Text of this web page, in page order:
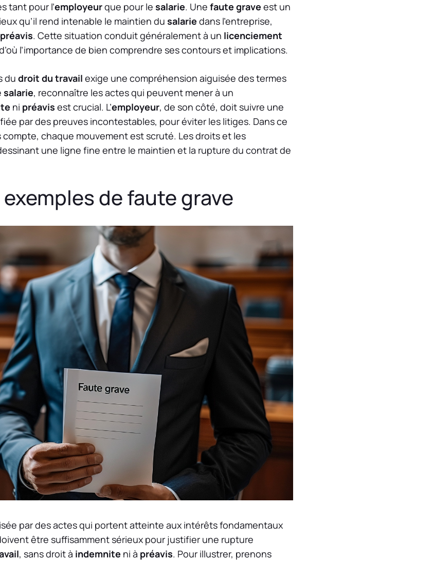
tant pour l’employeurque pour le salarie. Une faute grave est un
qu’il rend intenable le maintien du salarie dans l’entreprise,
préavis. Cette situation conduit généralement à un licenciement
l’importance de bien comprendre ses contours et implications.
du droit du travail exige une compréhension aiguisée des termes
salarie, reconnaître les actes qui peuvent mener à un
ni préavis est crucial. L’employeur, de son côté, doit suivre une
par des preuves incontestables, pour éviter les litiges. Dans ce
chaque mouvement est scruté. Les droits et les
une ligne fine entre le maintien et la rupture du contrat de
de faute grave
par des actes qui portent atteinte aux intérêts fondamentaux
être suffisamment sérieux pour justifier une rupture
, sans droit à indemnite ni à préavis. Pour illustrer, prenons